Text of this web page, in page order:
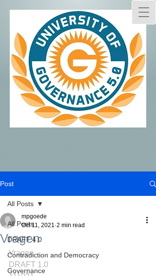
Post
All Posts
DRAFT 4.0
Contradiction and Democracy
Governance
All Posts
Vragen
mpgoede
Oct 11, 2021 2 min read
Vragen
DRAFT 1.0